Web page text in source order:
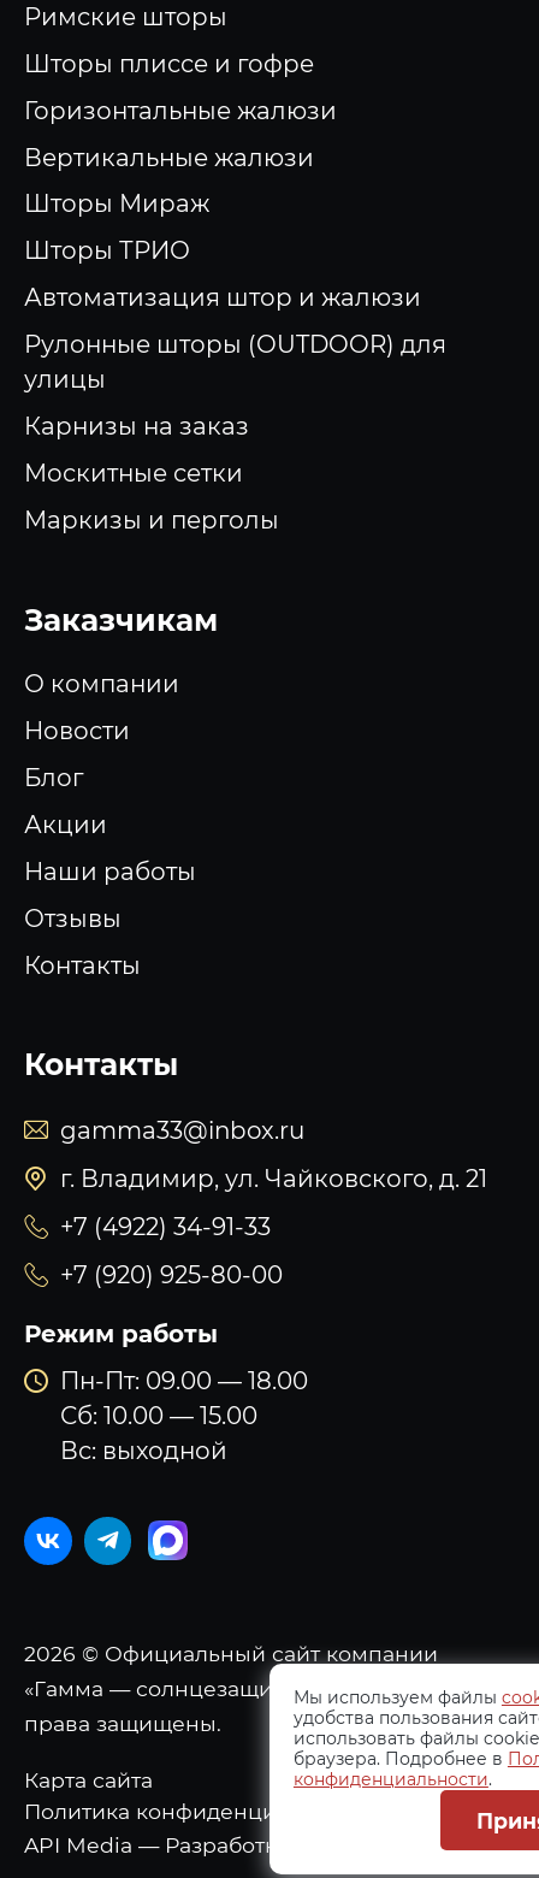
Римские шторы
Шторы плиссе и гофре
Горизонтальные жалюзи
Вертикальные жалюзи
Шторы Мираж
Шторы ТРИО
Автоматизация штор и жалюзи
Рулонные шторы (OUTDOOR) для
улицы
Карнизы на заказ
Москитные сетки
Маркизы и перголы
Заказчикам
О компании
Новости
Блог
Акции
Наши работы
Отзывы
Контакты
Контакты
gamma33@inbox.ru
г. Владимир, ул. Чайковского, д. 21
+7 (4922) 34-91-33
+7 (920) 925-80-00
Режим работы
Пн-Пт: 09.00 — 18.00
Сб: 10.00 — 15.00
Вс: выходной
2026 © Официальный сайт компании
«Гамма — солнцезащитные системы». Все
права защищены.
Карта сайта
Политика конфиденциальности
API Media — Разработка и продвижение
Мы используем файлы
удобства пользования
использовать файлы
браузера. Подробнее в
конфиденциальности.